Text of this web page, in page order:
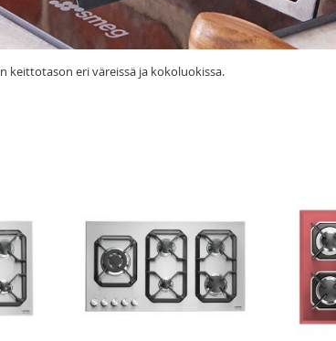
eri väreissä ja kokoluokissa.